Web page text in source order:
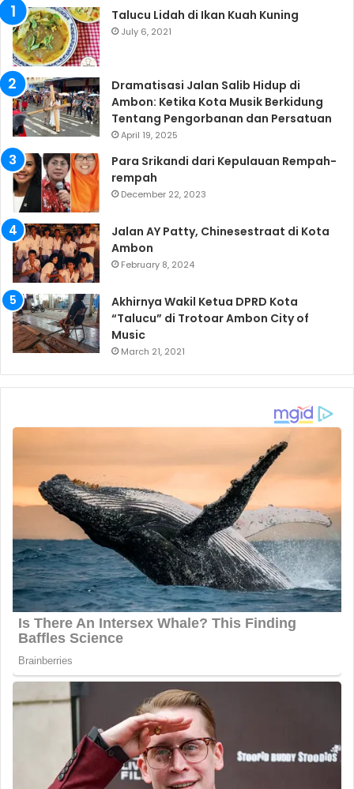
Talucu Lidah di Ikan Kuah Kuning
July 6, 2021
Dramatisasi Jalan Salib Hidup di
Ambon: Ketika Kota Musik Berkidung
Tentang Pengorbanan dan Persatuan
April 19, 2025
Para Srikandi dari Kepulauan Rempah-
rempah
December 22, 2023
Jalan AY Patty, Chinesestraat di Kota
Ambon
February 8, 2024
Akhirnya Wakil Ketua DPRD Kota
“Talucu” di Trotoar Ambon City of
Music
March 21, 2021